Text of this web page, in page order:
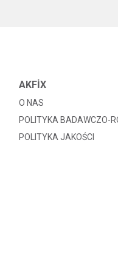
AKFİX
O NAS
POLITYKA BADAWCZO-
POLITYKA JAKOŚCI